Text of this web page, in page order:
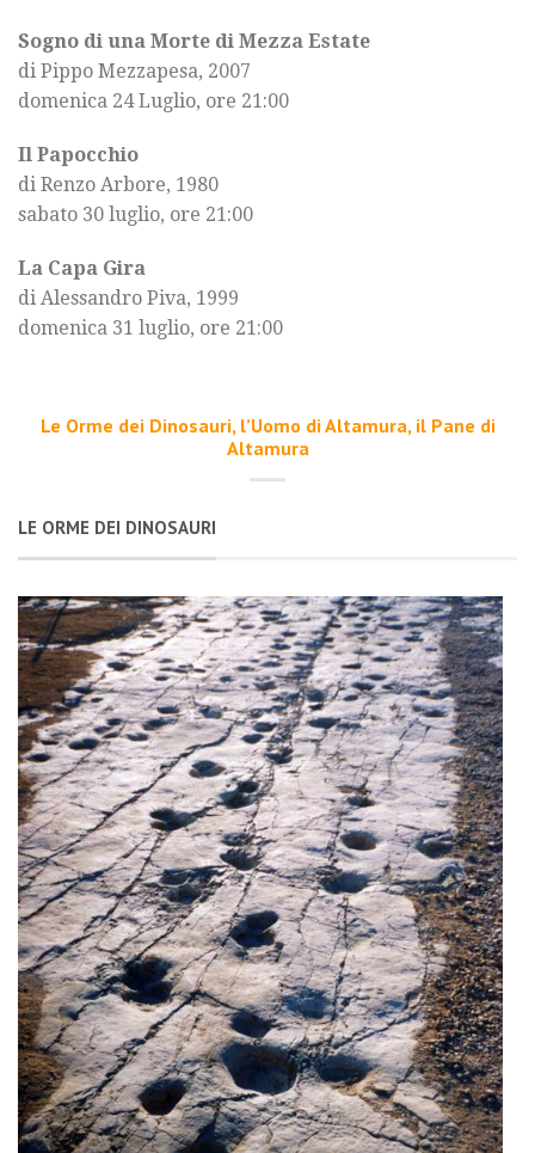
Sogno di una Morte di Mezza Estate
di Pippo Mezzapesa, 2007
domenica 24 Luglio, ore 21:00
Il Papocchio
di Renzo Arbore, 1980
sabato 30 luglio, ore 21:00
La Capa Gira
di Alessandro Piva, 1999
domenica 31 luglio, ore 21:00
Le Orme dei Dinosauri, l’Uomo di Altamura, il Pane di
Altamura
LE ORME DEI DINOSAURI